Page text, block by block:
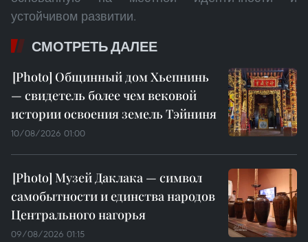
устойчивом развитии.
СМОТРЕТЬ ДАЛЕЕ
Общинный дом Хьепнинь
— свидетель более чем вековой
истории освоения земель Тэйниня
10/08/2026 01:00
Музей Даклака — символ
самобытности и единства народов
Центрального нагорья
09/08/2026 01:15